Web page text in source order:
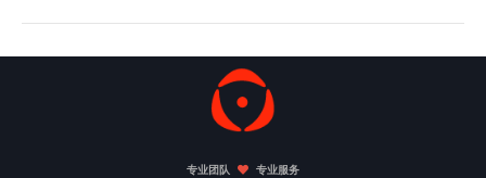
专业团队 专业服务